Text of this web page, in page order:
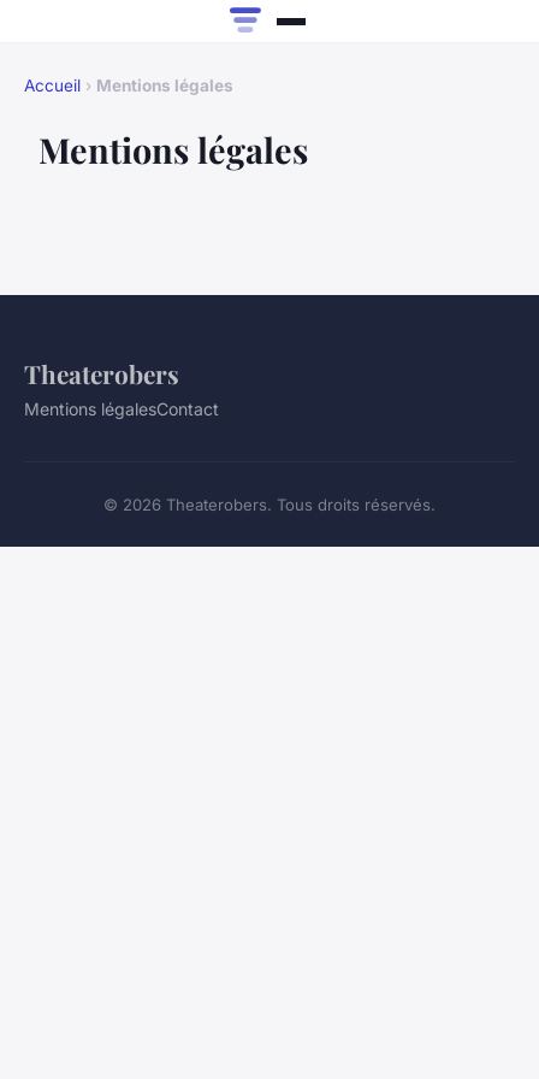
Accueil › Mentions légales
Mentions légales
Theaterobers
Mentions légalesContact
© 2026 Theaterobers. Tous droits réservés.